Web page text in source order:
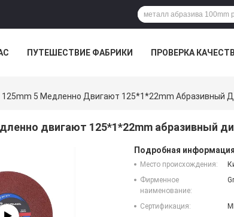
ПУТЕШЕСТВИЕ ФАБРИКИ ПРОВЕРКА
125mm 5 Медленно Двигают 125*1*22mm Абразивный
двигают 125*1*22mm абразивный
Подробная
Место происхождения:
Фирменное
наименование:
Сертификация: